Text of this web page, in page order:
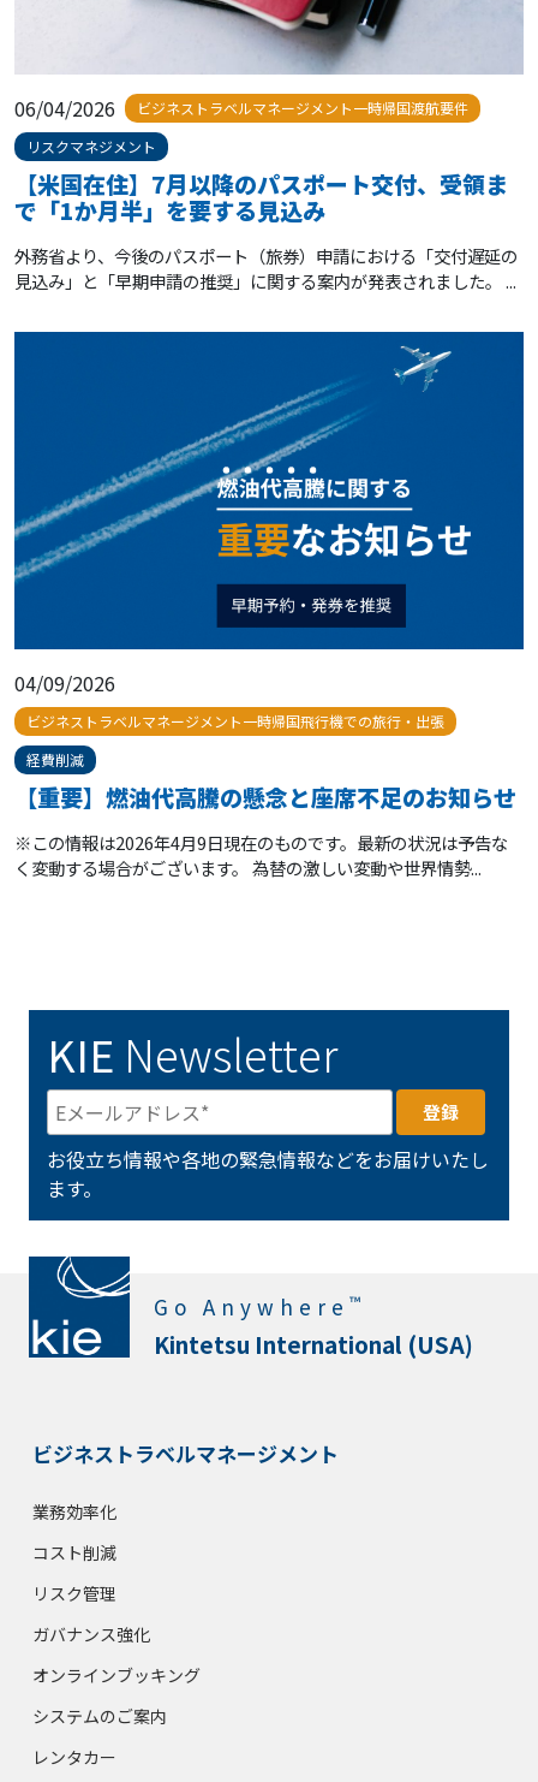
06/04/2026
ビジネストラベルマネージメント一時帰国渡航要件
リスクマネジメント
【米国在住】7月以降のパスポート交付、受領ま
で「1か月半」を要する見込み
外務省より、今後のパスポート（旅券）申請における「交付遅延の
見込み」と「早期申請の推奨」に関する案内が発表されました。 ...
04/09/2026
ビジネストラベルマネージメント一時帰国飛行機での旅行・出張
経費削減
【重要】燃油代高騰の懸念と座席不足のお知らせ
※この情報は2026年4月9日現在のものです。最新の状況は予告な
く変動する場合がございます。 為替の激しい変動や世界情勢...
KIE Newsletter
お役立ち情報や各地の緊急情報などをお届けいたし
ます。
Go Anywhere ™
Kintetsu International (USA)
ビジネストラベルマネージメント
業務効率化
コスト削減
リスク管理
ガバナンス強化
オンラインブッキング
システムのご案内
レンタカー